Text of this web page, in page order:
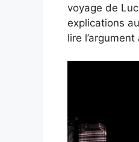
voyage de
explications
lire